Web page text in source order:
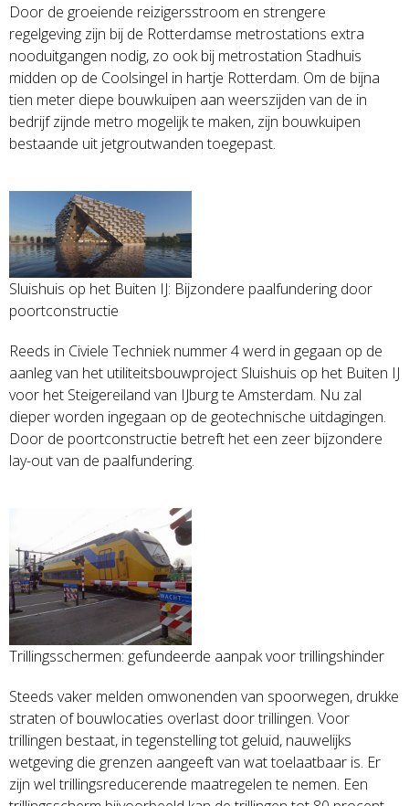
Door de groeiende reizigersstroom en strengere
regelgeving zijn bij de Rotterdamse metrostations extra
nooduitgangen nodig, zo ook bij metrostation Stadhuis
midden op de Coolsingel in hartje Rotterdam. Om de bijna
tien meter diepe bouwkuipen aan weerszijden van de in
bedrijf zijnde metro mogelijk te maken, zijn bouwkuipen
bestaande uit jetgroutwanden toegepast.
Sluishuis op het Buiten IJ: Bijzondere paalfundering door
poortconstructie
Reeds in Civiele Techniek nummer 4 werd in gegaan op de
aanleg van het utiliteitsbouwproject Sluishuis op het Buiten IJ
voor het Steigereiland van IJburg te Amsterdam. Nu zal
dieper worden ingegaan op de geotechnische uitdagingen.
Door de poortconstructie betreft het een zeer bijzondere
lay-out van de paalfundering.
Trillingsschermen: gefundeerde aanpak voor trillingshinder
Steeds vaker melden omwonenden van spoorwegen, drukke
straten of bouwlocaties overlast door trillingen. Voor
trillingen bestaat, in tegenstelling tot geluid, nauwelijks
wetgeving die grenzen aangeeft van wat toelaatbaar is. Er
zijn wel trillingsreducerende maatregelen te nemen. Een